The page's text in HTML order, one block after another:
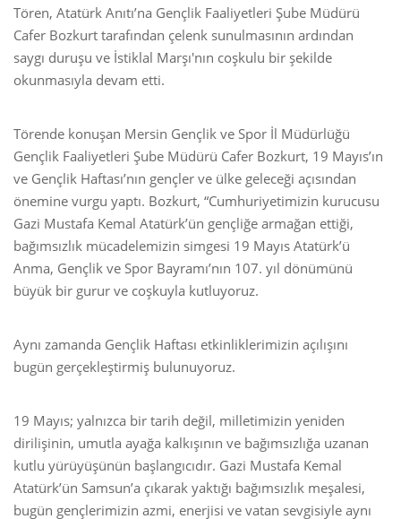
Tören, Atatürk Anıtı’na Gençlik Faaliyetleri Şube Müdürü
Cafer Bozkurt tarafından çelenk sunulmasının ardından
saygı duruşu ve İstiklal Marşı'nın coşkulu bir şekilde
okunmasıyla devam etti.
Törende konuşan Mersin Gençlik ve Spor İl Müdürlüğü
Gençlik Faaliyetleri Şube Müdürü Cafer Bozkurt, 19 Mayıs’ın
ve Gençlik Haftası’nın gençler ve ülke geleceği açısından
önemine vurgu yaptı. Bozkurt, “Cumhuriyetimizin kurucusu
Gazi Mustafa Kemal Atatürk’ün gençliğe armağan ettiği,
bağımsızlık mücadelemizin simgesi 19 Mayıs Atatürk’ü
Anma, Gençlik ve Spor Bayramı’nın 107. yıl dönümünü
büyük bir gurur ve coşkuyla kutluyoruz.
Aynı zamanda Gençlik Haftası etkinliklerimizin açılışını
bugün gerçekleştirmiş bulunuyoruz.
19 Mayıs; yalnızca bir tarih değil, milletimizin yeniden
dirilişinin, umutla ayağa kalkışının ve bağımsızlığa uzanan
kutlu yürüyüşünün başlangıcıdır. Gazi Mustafa Kemal
Atatürk’ün Samsun’a çıkarak yaktığı bağımsızlık meşalesi,
bugün gençlerimizin azmi, enerjisi ve vatan sevgisiyle aynı